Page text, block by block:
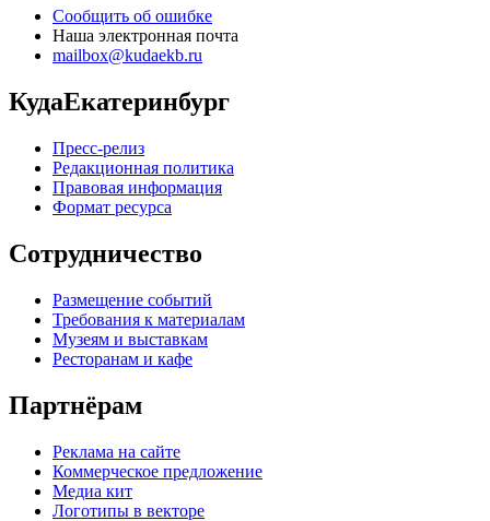
Сообщить об ошибке
Наша электронная почта
mailbox@kudaekb.ru
КудаЕкатеринбург
Пресс-релиз
Редакционная политика
Правовая информация
Формат ресурса
Сотрудничество
Размещение событий
Требования к материалам
Музеям и выставкам
Ресторанам и кафе
Партнёрам
Реклама на сайте
Коммерческое предложение
Медиа кит
Логотипы в векторе